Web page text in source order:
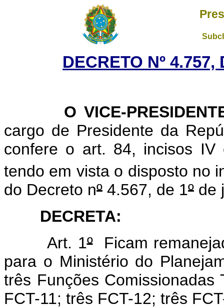
DECRETO Nº
O VICE-PRESIDENTE
cargo de Presidente da
confere o art. 84, incisos
tendo em vista o disposto no
do Decreto nº 4.567, de 1º de
DECRETA:
Art. 1ºFicam
para o Ministério do
três Funções
FCT-11; três FCT-12; três